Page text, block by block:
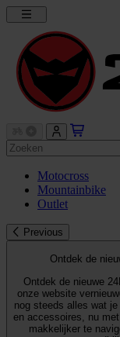
Motocross
Mountainbike
Outlet
Previous
Ontdek de
Ontdek de nieuwe 24MX:
onze website
nog steeds alles wat
en accessoires, nu
makkelijker te